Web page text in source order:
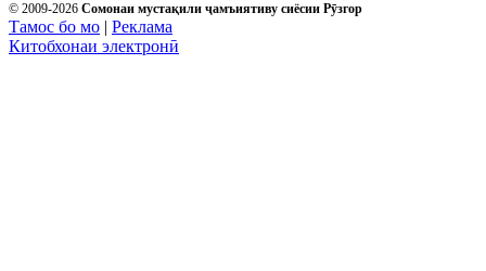
© 2009-2026 Сомонаи мустақили ҷамъиятиву сиёсии Рӯзгор
Тамос бо мо | Реклама
Китобхонаи электронӣ